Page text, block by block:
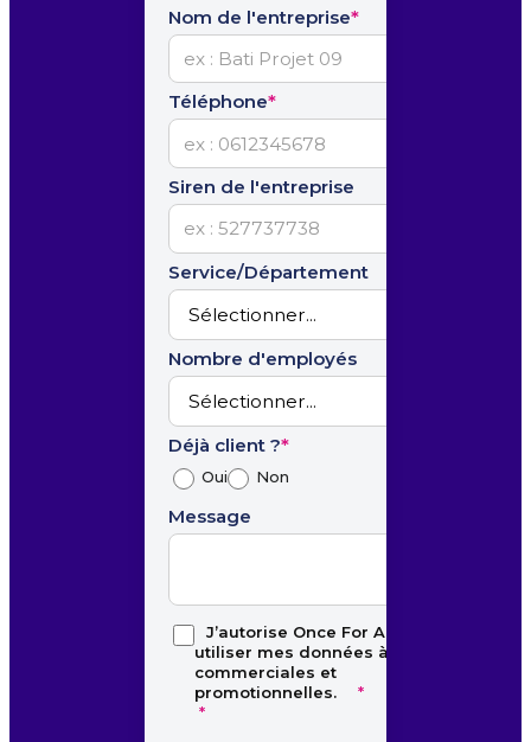
*
Nom de l'entreprise
*
Téléphone
Siren de l'entreprise
Service/Département
Nombre d'employés
*
Déjà client ?
Oui Non
Message
J’autorise Once For All à
utiliser mes données à des fins
commerciales et
promotionnelles.